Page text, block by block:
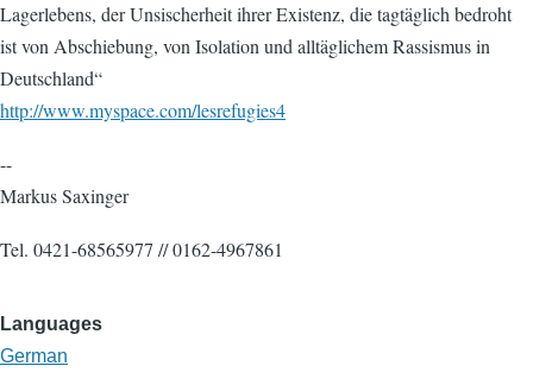
Lagerlebens, der Unsischerheit ihrer Existenz, die tagtäglich bedroht
ist von Abschiebung, von Isolation und alltäglichem Rassismus in
Deutschland“
http://www.myspace.com/lesrefugies4
--
Markus Saxinger
Tel. 0421-68565977 // 0162-4967861
Languages
German